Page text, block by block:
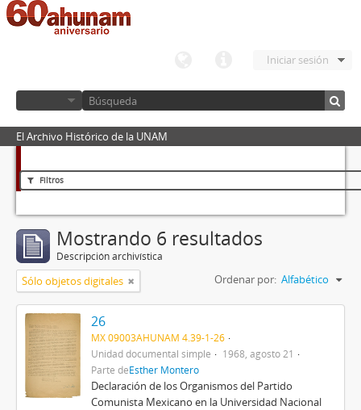
Iniciar sesión
El Archivo Histórico de la UNAM
Filtros
Mostrando 6 resultados
Descripción archivística
Sólo objetos digitales Ordenar por: Alfabético
26
MX 09003AHUNAM 4.39-1-26
Unidad documental simple
1968, agosto 21
Parte deEsther Montero
Declaración de los Organismos del Partido
Comunista Mexicano en la Universidad Nacional